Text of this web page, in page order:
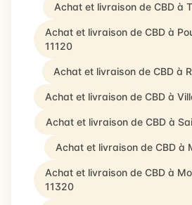
Achat et livraison de CBD à
Achat et livraison de CBD à
11120
Achat et livraison de CBD à
Achat et livraison de CBD à
Achat et livraison de CBD à
Achat et livraison de CBD à
Achat et livraison de CBD à
11320